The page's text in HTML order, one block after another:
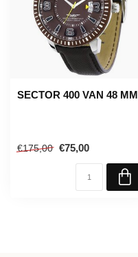
SECTOR 400 VAN 48 MM
€175,00 €75,00